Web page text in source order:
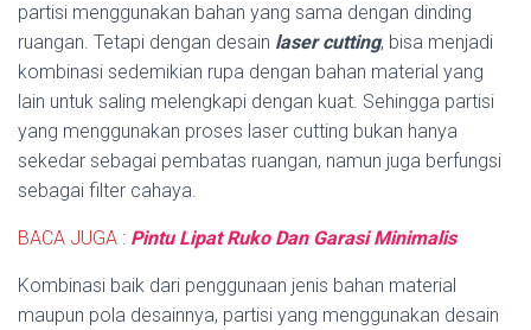
partisi menggunakan bahan yang sama dengan dinding
ruangan. Tetapi dengan desain laser cutting, bisa menjadi
kombinasi sedemikian rupa dengan bahan material yang
lain untuk saling melengkapi dengan kuat. Sehingga partisi
yang menggunakan proses laser cutting bukan hanya
sekedar sebagai pembatas ruangan, namun juga berfungsi
sebagai filter cahaya.
BACA JUGA : Pintu Lipat Ruko Dan Garasi Minimalis
Kombinasi baik dari penggunaan jenis bahan material
maupun pola desainnya, partisi yang menggunakan desain